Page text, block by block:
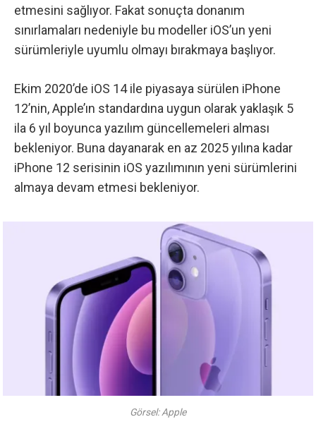
etmesini sağlıyor. Fakat sonuçta donanım
sınırlamaları nedeniyle bu modeller iOS’un yeni
sürümleriyle uyumlu olmayı bırakmaya başlıyor.
Ekim 2020’de iOS 14 ile piyasaya sürülen iPhone
12’nin, Apple’ın standardına uygun olarak yaklaşık 5
ila 6 yıl boyunca yazılım güncellemeleri alması
bekleniyor. Buna dayanarak en az 2025 yılına kadar
iPhone 12 serisinin iOS yazılımının yeni sürümlerini
almaya devam etmesi bekleniyor.
Görsel: Apple